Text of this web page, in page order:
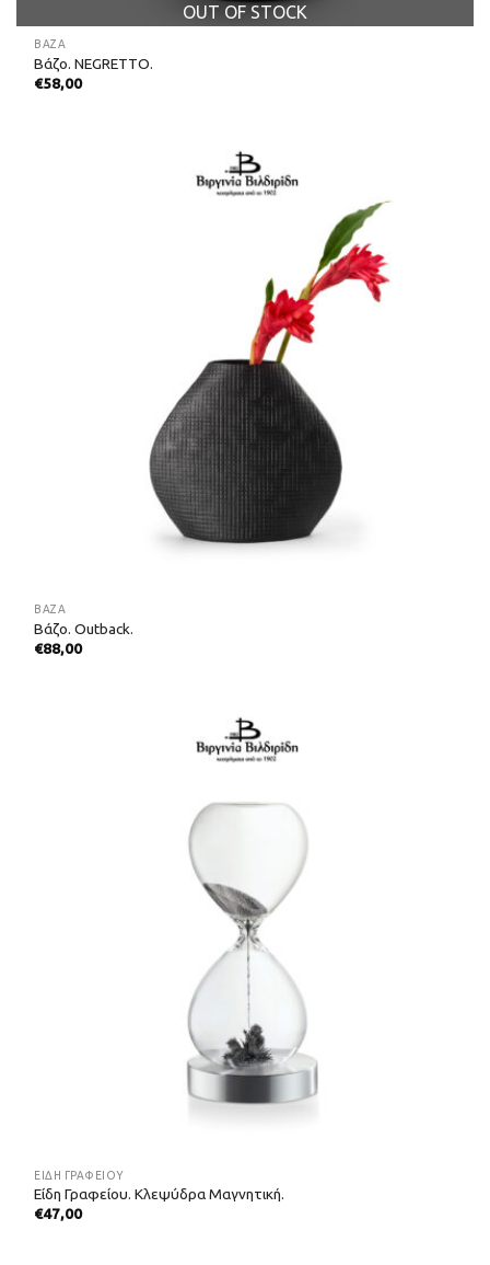
OUT OF STOCK
ΒΆΖΑ
Βάζο. NEGRETTO.
€58,00
ΒΆΖΑ
Βάζο. Outback.
€88,00
ΕΊΔΗ ΓΡΑΦΕΊΟΥ
Είδη Γραφείου. Κλεψύδρα Μαγνητική.
€47,00